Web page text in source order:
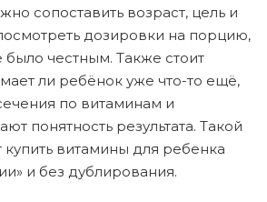
сопоставить возраст, цель и
дозировки на порцию,
честным. Также стоит
ли ребёнок уже что-то ещё,
по витаминам и
понятность результата. Такой
витамины для ребенка
и без дублирования.